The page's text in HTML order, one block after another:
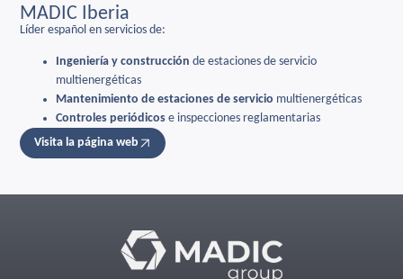
MADIC Iberia
Líder español en servicios de:
Ingeniería y construcción de estaciones de servicio
multienergéticas
Mantenimiento de estaciones de servicio multienergéticas
Controles periódicos e inspecciones reglamentarias
Visita la página web